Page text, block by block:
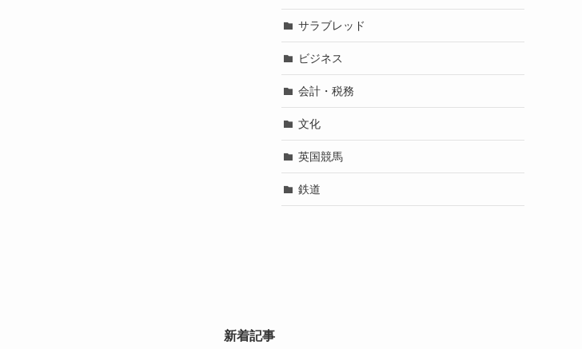
サラブレッド
ビジネス
会計・税務
文化
英国競馬
鉄道
新着記事